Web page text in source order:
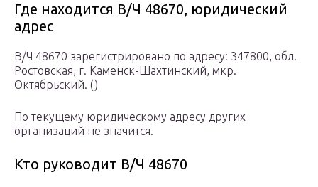
Где находится В/Ч 48670, юридический
адрес
В/Ч 48670 зарегистрировано по адресу: 347800, обл.
Ростовская, г. Каменск-Шахтинский, мкр.
Октябрьский. ()
По текущему юридическому адресу других
организаций не значится.
Кто руководит В/Ч 48670